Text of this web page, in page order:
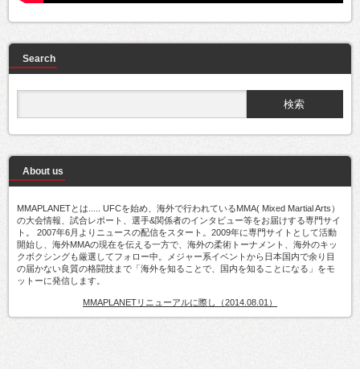
Search
About us
MMAPLANETとは..... UFCを始め、海外で行われているMMA( Mixed Martial Arts）
の大会情報、試合レポート、選手&関係者のインタビュー等をお届けする専門サイ
ト。 2007年6月よりニュースの配信をスタート。2009年に専門サイトとして活動
開始し、海外MMAの現在を伝える一方で、海外の柔術トーナメント、海外のキッ
クボクシングも厳選してフォロー中。メジャー系イベントから日本国内で余り目
の届かない良質の格闘技まで「海外を知ることで、国内を知ることになる」をモ
ットーに発信します。
MMAPLANETリニューアルに際し（2014.08.01）